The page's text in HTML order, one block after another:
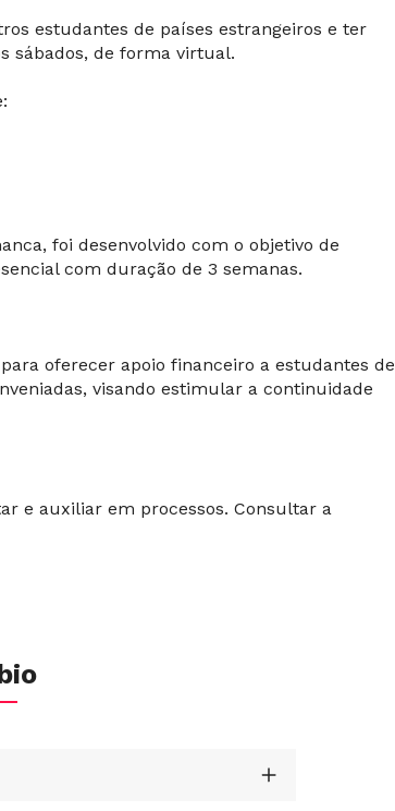
estudantes de países estrangeiros e ter
sábados, de forma virtual.
foi desenvolvido com o objetivo de
com duração de 3 semanas.
oferecer apoio financeiro a estudantes de
visando estimular a continuidade
e auxiliar em processos. Consultar a